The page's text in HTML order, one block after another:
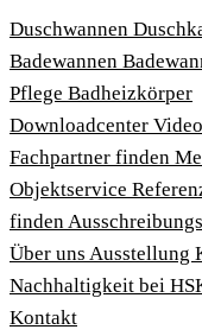
Duschwannen
Badewannen
Pflege Badheizkörper
Download­center
Fachpartner finden
Objektservice
finden
Über uns Ausstellung
Nachhaltigkeit bei
Kontakt